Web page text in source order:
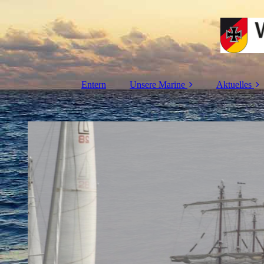
Entern Unsere Marine
Einmaleins der
Marine
Aktuelles
Termine/
Newsletter
Jetzt